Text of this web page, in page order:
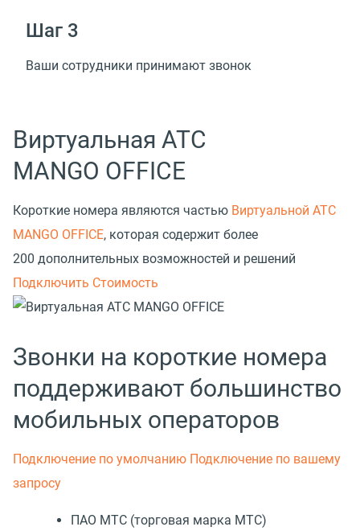
Шаг 3
Ваши сотрудники принимают звонок
Виртуальная АТС
MANGO OFFICE
Короткие номера являются частью Виртуальной АТС
MANGO OFFICE, которая содержит более
200 дополнительных возможностей и решений
Подключить Стоимость
Звонки на короткие номера
поддерживают большинство
мобильных операторов
Подключение по умолчанию Подключение по вашему
запросу
ПАО МТС (торговая марка МТС)